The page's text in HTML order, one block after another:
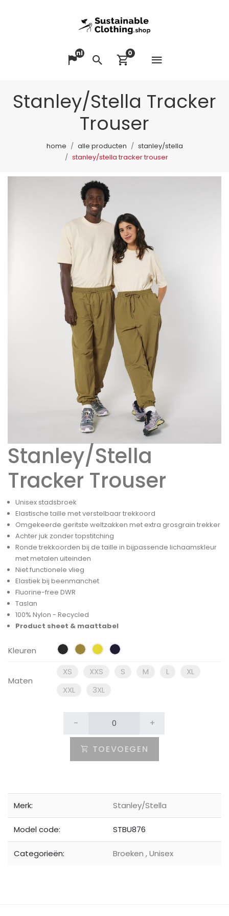
Taal veranderen
nl
ZoekenWinkelwagen
0
Stanley/Stella Tracker
Trouser
home alle producten
stanley/stella
stanley/stella tracker trouser
Stanley/Stella
Tracker Trouser
Unisex stadsbroek
Elastische taille met verstelbaar trekkoord
Omgekeerde geritste weltzakken met extra grosgrain trekker
Achter juk zonder topstitching
Ronde trekkoorden bij de taille in bijpassende lichaamskleur
met metalen uiteinden
Niet functionele vlieg
Elastiek bij beenmanchet
Fluorine-free DWR
Taslan
100% Nylon - Recycled
Product sheet & maattabel
Kleuren
Maten
XS XXS S M L
XL
XXL
3XL
- +
TOEVOEGEN
Merk: Stanley/Stella
Model code: STBU876
Categorieën: Broeken ,Unisex